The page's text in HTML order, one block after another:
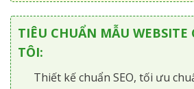
TIÊU CHUẨN MẪU WEBSITE
TÔI:
Thiết kế chuẩn SEO, tối ưu